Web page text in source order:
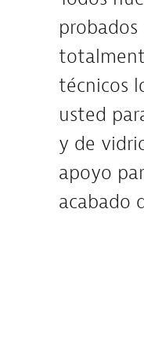
técnicos
usted
y de
apoyo
acabado